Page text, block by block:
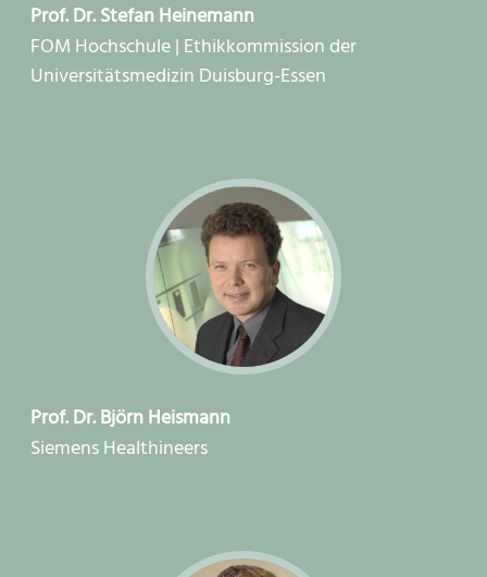
Prof. Dr. Stefan Heinemann
FOM Hochschule | Ethikkommission der
Universitätsmedizin Duisburg-Essen
Prof. Dr. Björn Heismann
Siemens Healthineers